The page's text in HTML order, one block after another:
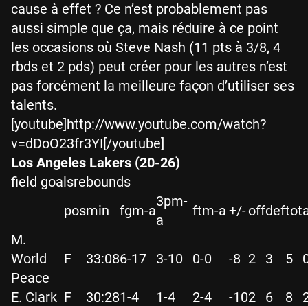
cause à effet ? Ce n’est probablement pas
aussi simple que ça, mais réduire à ce point
les occasions où Steve Nash (11 pts à 3/8, 4
rbds et 2 pds) peut créer pour les autres n’est
pas forcément la meilleure façon d’utiliser ses
talents.
[youtube]http://www.youtube.com/watch?
v=dDoO23fr3YI[/youtube]
Los Angeles Lakers (20-26)
field goalsrebounds
posmin fgm-a
3pm-
a
ftm-a +/-offdeftot
M.
World
Peace
F 33:086-17 3-10 0-0 -8 2 3 5
E. Clark F 30:281-4 1-4 2-4 -102 6 8